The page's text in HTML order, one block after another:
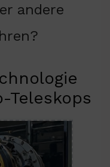
andere
Teleskops